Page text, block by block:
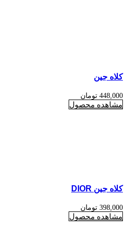
کلاه جین
448,000 تومان
مشاهده محصول
کلاه جین DIOR
398,000 تومان
مشاهده محصول